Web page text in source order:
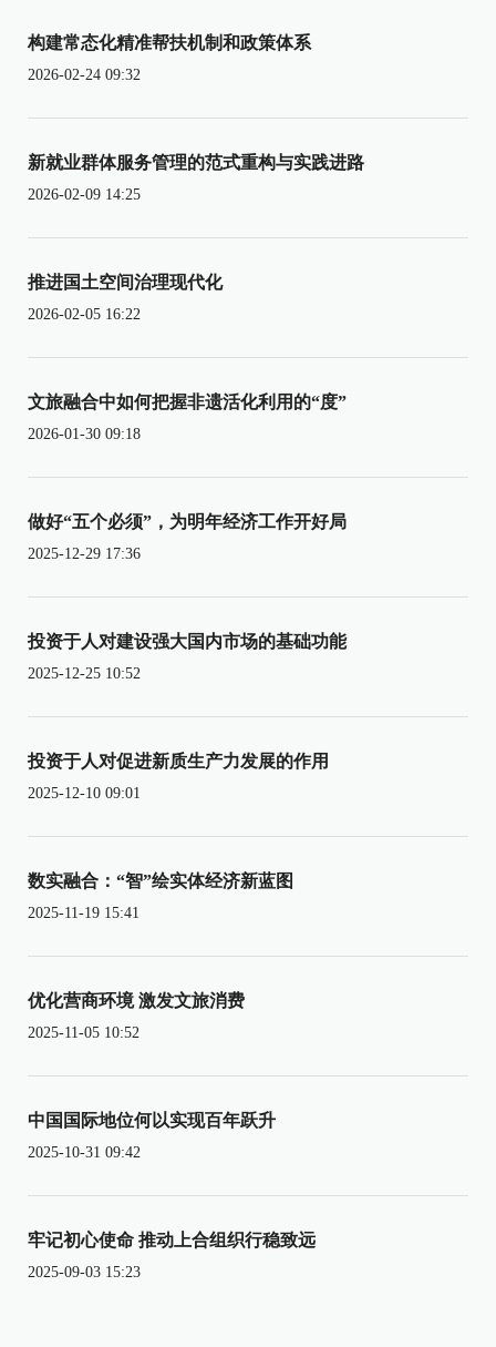
构建常态化精准帮扶机制和政策体系
2026-02-24 09:32
新就业群体服务管理的范式重构与实践进路
2026-02-09 14:25
推进国土空间治理现代化
2026-02-05 16:22
文旅融合中如何把握非遗活化利用的“度”
2026-01-30 09:18
做好“五个必须”，为明年经济工作开好局
2025-12-29 17:36
投资于人对建设强大国内市场的基础功能
2025-12-25 10:52
投资于人对促进新质生产力发展的作用
2025-12-10 09:01
数实融合：“智”绘实体经济新蓝图
2025-11-19 15:41
优化营商环境 激发文旅消费
2025-11-05 10:52
中国国际地位何以实现百年跃升
2025-10-31 09:42
牢记初心使命 推动上合组织行稳致远
2025-09-03 15:23